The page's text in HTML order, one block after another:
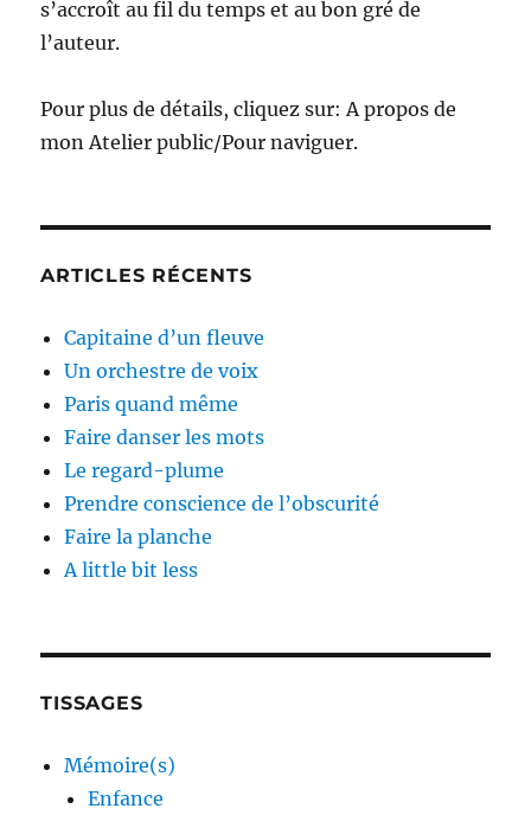
s’accroît au fil du temps et au bon gré de
l’auteur.
Pour plus de détails, cliquez sur: A propos de
mon Atelier public/Pour naviguer.
ARTICLES RÉCENTS
Capitaine d’un fleuve
Un orchestre de voix
Paris quand même
Faire danser les mots
Le regard-plume
Prendre conscience de l’obscurité
Faire la planche
A little bit less
TISSAGES
Mémoire(s)
Enfance